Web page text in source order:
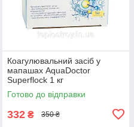
Коагулювальний засіб у
мапашах AquaDoctor
Superflock 1 кг
Готово до відправки
332 ₴ 350 ₴